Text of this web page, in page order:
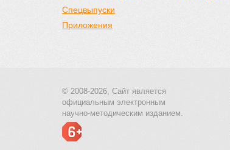
Спецвыпуски
Приложения
© 2008-2026, Сайт является
официальным электронным
научно-методическим изданием.